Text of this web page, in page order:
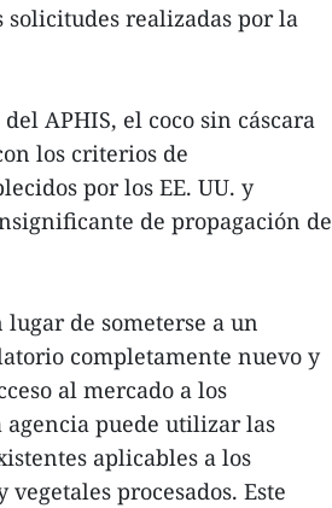
realizadas por la
APHIS, el coco sin cáscara
los criterios de
por los EE. UU. y
de propagación de
de someterse a un
completamente nuevo y
al mercado a los
agencia puede utilizar las
aplicables a los
procesados. Este